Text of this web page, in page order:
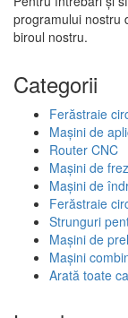
programului nostru
biroul nostru.
Categorii
Ferăstraie
Mașini de
Router CNC
Mașini de
Mașini de
Ferăstraie
Strunguri
Mașini de
Mașini
Arată toate